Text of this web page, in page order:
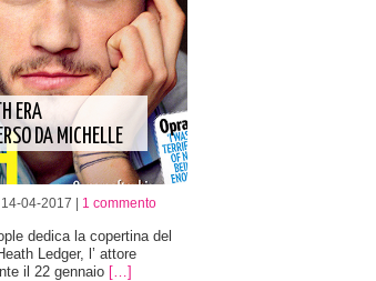
ERA
DA MICHELLE
04-2017 | 1 commento
dedica la copertina del
Ledger, l’ attore
il 22 gennaio […]